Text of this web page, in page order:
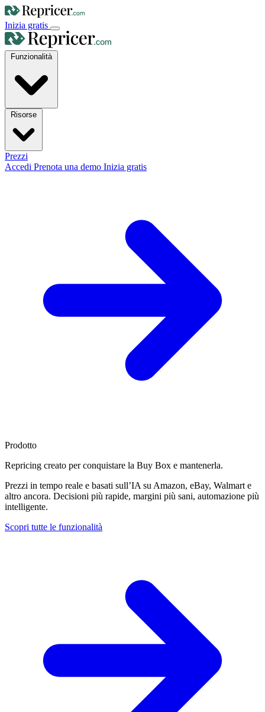
Inizia gratis
Funzionalità
Prezzi
Accedi Prenota una demo Inizia gratis
Prodotto
Repricing creato perconquistare la Buy Box e mantenerla.
Prezzi in tempo reale e basati sull’IA su Amazon, eBay, Walmart e
altro ancora. Decisioni più rapide, margini più sani, automazione più
intelligente.
Scopri tutte le funzionalità